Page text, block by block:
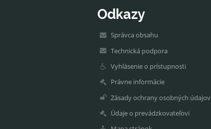
Odkazy
Správca obsahu
Technická podpora
Vyhlásenie o prístupnosti
Právne informácie
Zásady ochrany osobných údajov
Údaje o prevádzkovateľovi